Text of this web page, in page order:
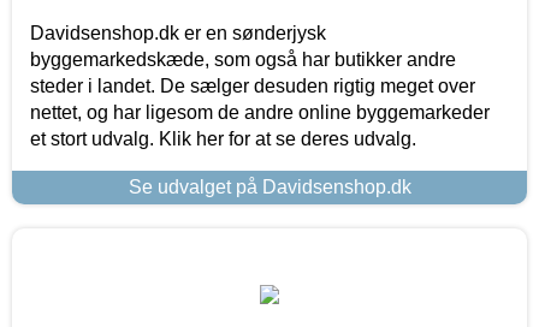
Davidsenshop.dk er en sønderjysk
byggemarkedskæde, som også har butikker andre
steder i landet. De sælger desuden rigtig meget over
nettet, og har ligesom de andre online byggemarkeder
et stort udvalg. Klik her for at se deres udvalg.
Se udvalget på Davidsenshop.dk